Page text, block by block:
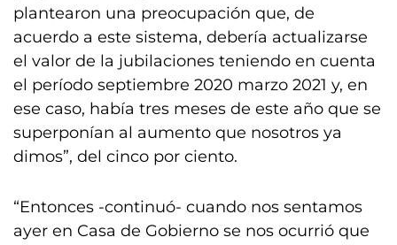
plantearon una preocupación que, de
acuerdo a este sistema, debería actualizarse
el valor de la jubilaciones teniendo en cuenta
el período septiembre 2020 marzo 2021 y, en
ese caso, había tres meses de este año que se
superponían al aumento que nosotros ya
dimos”, del cinco por ciento.
“Entonces -continuó- cuando nos sentamos
ayer en Casa de Gobierno se nos ocurrió que